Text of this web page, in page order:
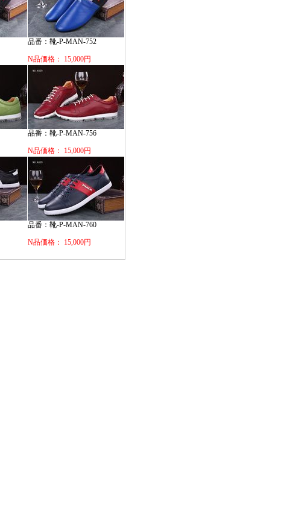
品番：靴-P-MAN-752
N品価格： 15,000円
品番：靴-P-MAN-756
N品価格： 15,000円
品番：靴-P-MAN-760
N品価格： 15,000円